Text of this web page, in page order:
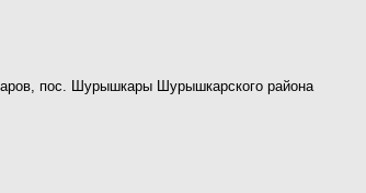
пос. Шурышкары Шурышкарского района